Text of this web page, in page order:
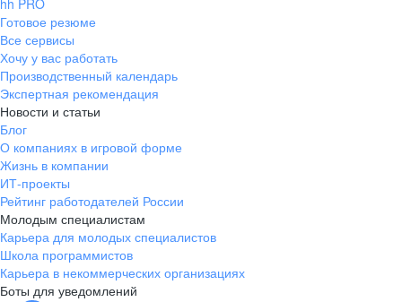
hh PRO
Готовое резюме
Все сервисы
Хочу у вас работать
Производственный календарь
Экспертная рекомендация
Новости и статьи
Блог
О компаниях в игровой форме
Жизнь в компании
ИТ-проекты
Рейтинг работодателей России
Молодым специалистам
Карьера для молодых специалистов
Школа программистов
Карьера в некоммерческих организациях
Боты для уведомлений